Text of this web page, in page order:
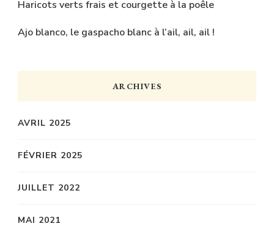
Haricots verts frais et courgette à la poêle
Ajo blanco, le gaspacho blanc à l’ail, ail, ail !
ARCHIVES
AVRIL 2025
FÉVRIER 2025
JUILLET 2022
MAI 2021